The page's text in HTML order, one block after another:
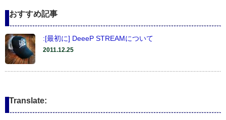
おすすめ記事
:[最初に] DeeeP STREAMについて
2011.12.25
Translate: